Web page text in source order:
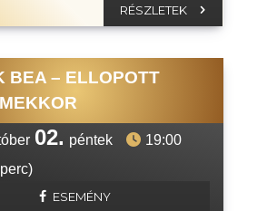
RÉSZLETEK
BEA – ELLOPOTT
02. péntek
19:00
ESEMÉNY